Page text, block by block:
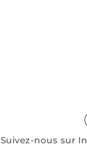
Suivez-nous sur